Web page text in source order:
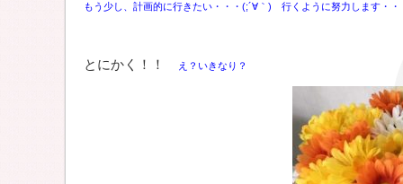
もう少し、計画的に行きたい・・・(;´∀｀) 行くように努力します・
とにかく！！ え？いきなり？